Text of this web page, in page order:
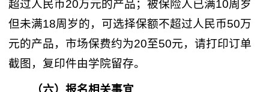
超过人民币20万元的产品；被保险人已满10周岁
但未满18周岁的，可选择保额不超过人民币50万
元的产品，市场保费约为20至50元，请打印订单
截图，复印件由学院留存。
（六）报名相关事宜